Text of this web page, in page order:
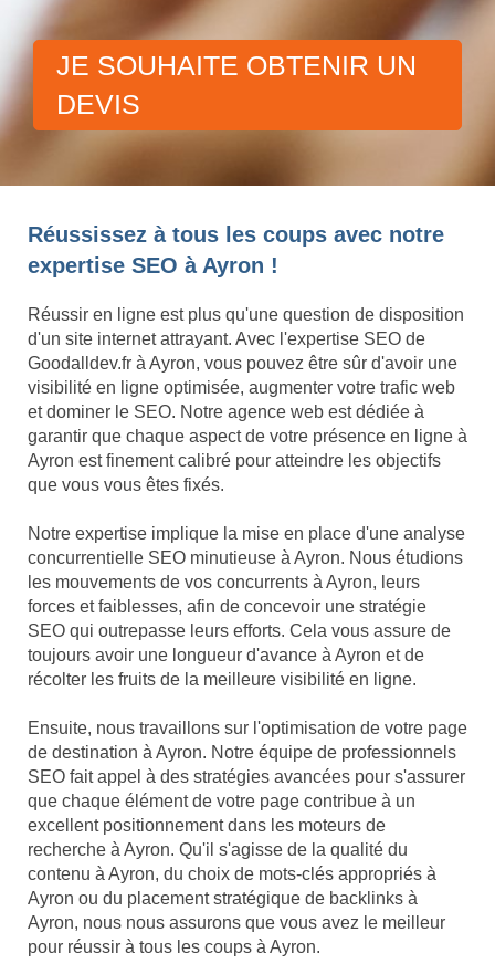
JE SOUHAITE OBTENIR UN
DEVIS
Réussissez à tous les coups avec notre
expertise SEO à Ayron !
Réussir en ligne est plus qu'une question de disposition
d'un site internet attrayant. Avec l'expertise SEO de
Goodalldev.fr à Ayron, vous pouvez être sûr d'avoir une
visibilité en ligne optimisée, augmenter votre trafic web
et dominer le SEO. Notre agence web est dédiée à
garantir que chaque aspect de votre présence en ligne à
Ayron est finement calibré pour atteindre les objectifs
que vous vous êtes fixés.
Notre expertise implique la mise en place d'une analyse
concurrentielle SEO minutieuse à Ayron. Nous étudions
les mouvements de vos concurrents à Ayron, leurs
forces et faiblesses, afin de concevoir une stratégie
SEO qui outrepasse leurs efforts. Cela vous assure de
toujours avoir une longueur d'avance à Ayron et de
récolter les fruits de la meilleure visibilité en ligne.
Ensuite, nous travaillons sur l'optimisation de votre page
de destination à Ayron. Notre équipe de professionnels
SEO fait appel à des stratégies avancées pour s'assurer
que chaque élément de votre page contribue à un
excellent positionnement dans les moteurs de
recherche à Ayron. Qu'il s'agisse de la qualité du
contenu à Ayron, du choix de mots-clés appropriés à
Ayron ou du placement stratégique de backlinks à
Ayron, nous nous assurons que vous avez le meilleur
pour réussir à tous les coups à Ayron.